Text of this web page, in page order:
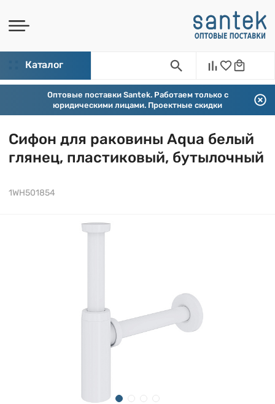
Каталог
Оптовые поставки Santek. Работаем только с
юридическими лицами. Проектные скидки
Сифон для раковины Aqua белый
глянец, пластиковый, бутылочный
1WH501854